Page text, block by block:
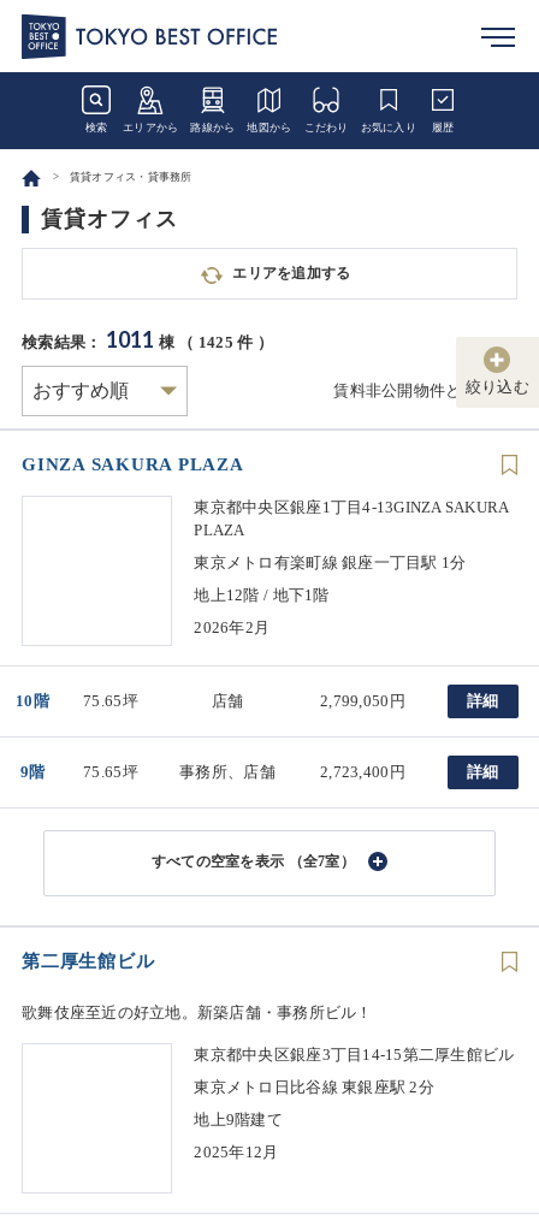
検索 エリアから 路線から 地図から こだわり お気に入り 履歴
賃貸オフィス・貸事務所
賃貸オフィス
エリアを追加する
絞り込む
検索結果： 1011 棟 （ 1425件 ）
賃料非公開物件とは
GINZA SAKURA PLAZA
東京都中央区銀座1丁目4-13GINZA SAKURA
PLAZA
東京メトロ有楽町線 銀座一丁目駅 1分
地上12階 / 地下1階
2026年2月
10階 75.65坪 店舗 2,799,050円 詳細
9階 75.65坪 事務所、店舗 2,723,400円 詳細
（全7室）
第二厚生館ビル
歌舞伎座至近の好立地。新築店舗・事務所ビル！
東京都中央区銀座3丁目14-15第二厚生館ビル
東京メトロ日比谷線 東銀座駅 2分
地上9階建て
2025年12月